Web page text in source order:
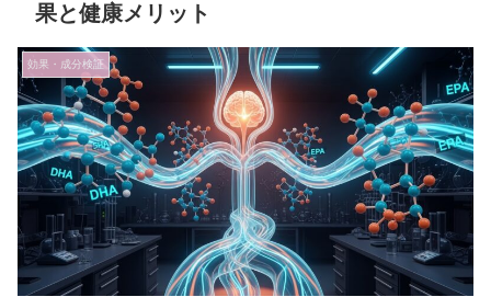
果と健康メリット
効果・成分検証